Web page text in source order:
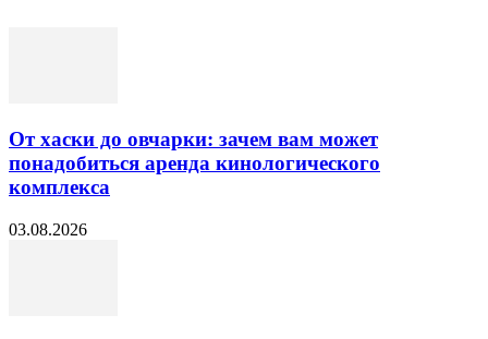
От хаски до овчарки: зачем вам может
понадобиться аренда кинологического
комплекса
03.08.2026